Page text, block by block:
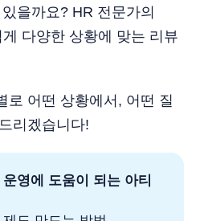
을까요? HR 전문가의
다양한 상황에 맞는 리뷰
로 어떤 상황에서, 어떤 질
리겠습니다!
영에 도움이 되는 아티